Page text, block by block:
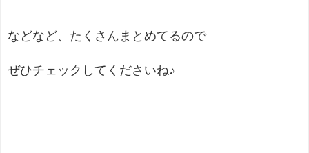
などなど、たくさんまとめてるので
ぜひチェックしてくださいね♪